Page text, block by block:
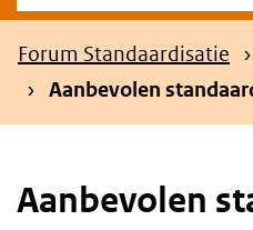
uw
zoekterm
Kruimelpad
Forum Standaardisatie
Aanbevolen
Aanbevolen